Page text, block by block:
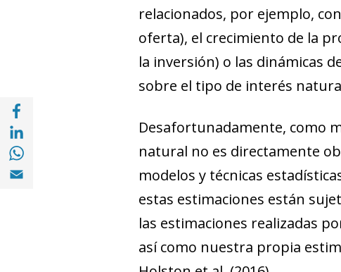
Compartir en with Linkedin (opens in a new
Compartir en with Whatsapp (opens in a new
Compartir en Email (opens in a new window)
relacionados, por ejemplo,
oferta), el crecimiento de la
la inversión) o las dinámicas
sobre el tipo de interés
Desafortunadamente, como
natural no es directamente
modelos y técnicas
estas estimaciones están
las estimaciones realizadas
así como nuestra propia